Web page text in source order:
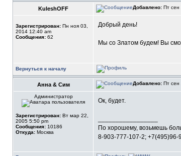
KuleshOFF Добавлено: Пт сен
Зарегистрирован: Пн ноя 03,
2014 12:40 am
Сообщения: 62
Добрый день!
Мы со Златом будем! Вы
Вернуться к началу
Анна & Сим Добавлено: Пт сен
Администратор
Зарегистрирован: Вт мар 22,
2005 5:50 pm
Сообщения: 10186
Откуда: Москва
Ок, будет.
По хорошему, возьмешь
8-903-777-107-2; +7(495)96-